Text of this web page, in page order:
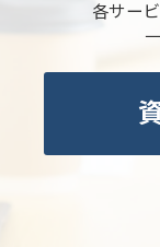
各サー